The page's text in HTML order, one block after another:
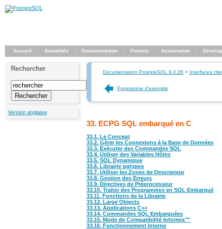
Accueil Actualités Documentation Forums Association
Rechercher
Version anglaise
Documentation PostgreSQL 9.4.26 > Interfaces
Programme d'exemple
33. ECPG SQL embarqué en C
33.1. Le Concept
33.2. Gérer les Connexions à la Base de Données
33.3. Exécuter des Commandes SQL
33.4. Utiliser des Variables Hôtes
33.5. SQL Dynamique
33.6. Librairie pgtypes
33.7. Utiliser les Zones de Descripteur
33.8. Gestion des Erreurs
33.9. Directives de Préprocesseur
33.10. Traiter des Programmes en SQL Embarqué
33.11. Fonctions de la Librairie
33.12. Large Objects
33.13. Applications C++
33.14. Commandes SQL Embarquées
33.15. Mode de Compatibilité Informix™
33.16. Fonctionnement Interne